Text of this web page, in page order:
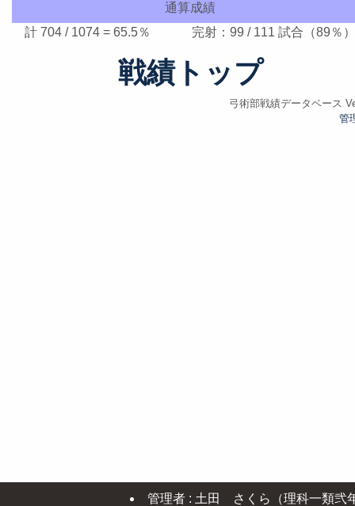
通算成績
計 704 / 1074 = 65.5％ 完射：99 / 111 試合（89％）
戦績トップ
弓術部戦績データベース
管
管理者 : 土田 さくら（理科一類弐